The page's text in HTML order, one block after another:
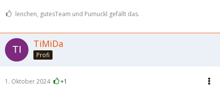
lenchen, gutesTeam und Pumuckl gefällt das.
TiMiDa
Profi
1. Oktober 2024 +1